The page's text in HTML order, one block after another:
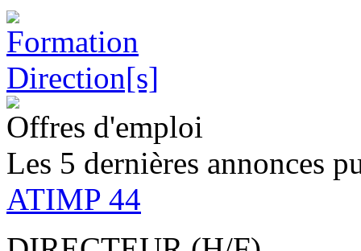
Offres d'emploi
Les 5 dernières annonces
ATIMP 44